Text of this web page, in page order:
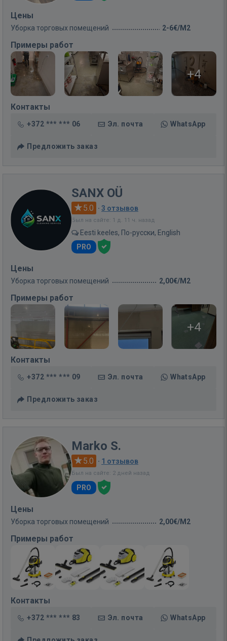
Цены
Уборка торговых помещений 2-6€/M2
Примеры работ
+4
Контакты
+372 *** *** 06 Эл. почта WhatsApp
Предложить заказ
SANX OÜ
5.0 · 3 отзывов
Был на сайте: 1 д. 11 ч. назад
Eesti keeles, По-русски, English
PRO
Цены
Уборка торговых помещений 2,00€/M2
Примеры работ
+4
Контакты
+372 *** *** 09 Эл. почта WhatsApp
Предложить заказ
Marko S.
5.0 · 1 отзывов
Был на сайте: 2 дней назад
PRO
Цены
Уборка торговых помещений 2,00€/M2
Примеры работ
Контакты
+372 *** *** 83 Эл. почта WhatsApp